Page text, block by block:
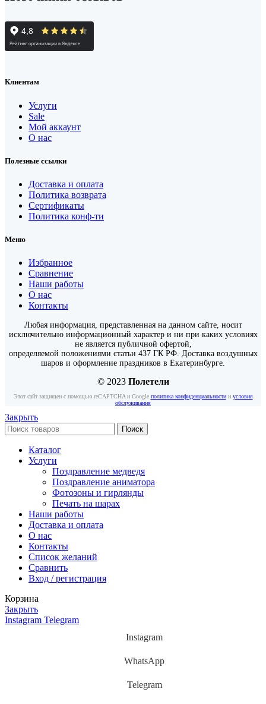
Клиентам
Услуги
Sale
Мой аккаунт
О нас
Полезные ссылки
Доставка и оплата
Политика возврата
Сертификаты
Политика конф-ти
Меню
Избранное
Сравнение
Наши работы
О нас
Контакты
Любая информация, представленная на данном сайте, носит
исключительно информационный характер и ни при каких условиях
не является публичной офертой,
определяемой положениями статьи 437 ГК РФ. Доставка воздушных
шаров и оформление праздников в Екатеринбурге.
© 2023 Полетели
Этот сайт защищен с помощью reCAPTCHA и Google политика конфиденциальностии условия
обслуживания
Закрыть
Поиск
Каталог
Услуги
Поздравление медведя
Поздравление аниматора
Фотозоны и гирлянды
Печать на шарах
Наши работы
Доставка и оплата
О нас
Контакты
Список желаний
Сравнить
Вход / регистрация
Корзина
Закрыть
Instagram Telegram
Instagram
WhatsApp
Telegram